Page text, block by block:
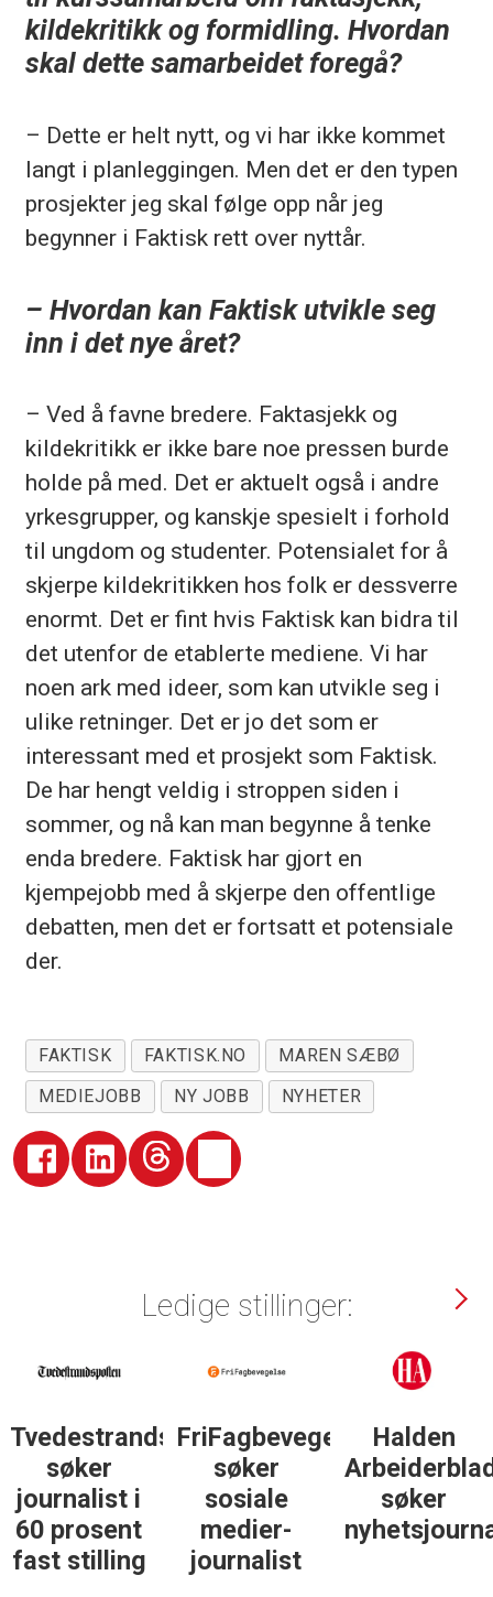
kildekritikk og formidling. Hvordan
skal dette samarbeidet foregå?
– Dette er helt nytt, og vi har ikke kommet
langt i planleggingen. Men det er den typen
prosjekter jeg skal følge opp når jeg
begynner i Faktisk rett over nyttår.
– Hvordan kan Faktisk utvikle seg
inn i det nye året?
– Ved å favne bredere. Faktasjekk og
kildekritikk er ikke bare noe pressen burde
holde på med. Det er aktuelt også i andre
yrkesgrupper, og kanskje spesielt i forhold
til ungdom og studenter. Potensialet for å
skjerpe kildekritikken hos folk er dessverre
enormt. Det er fint hvis Faktisk kan bidra til
det utenfor de etablerte mediene. Vi har
noen ark med ideer, som kan utvikle seg i
ulike retninger. Det er jo det som er
interessant med et prosjekt som Faktisk.
De har hengt veldig i stroppen siden i
sommer, og nå kan man begynne å tenke
enda bredere. Faktisk har gjort en
kjempejobb med å skjerpe den offentlige
debatten, men det er fortsatt et potensiale
der.
FAKTISK FAKTISK.NO
MAREN SÆBØ
MEDIEJOBB
NY JOBB NYHETER
Ledige stillinger:
Tvedestrandsposten
søker
journalist i
60 prosent
fast stilling
FriFagbevegelse
søker
sosiale
medier-
journalist
Halden
søker